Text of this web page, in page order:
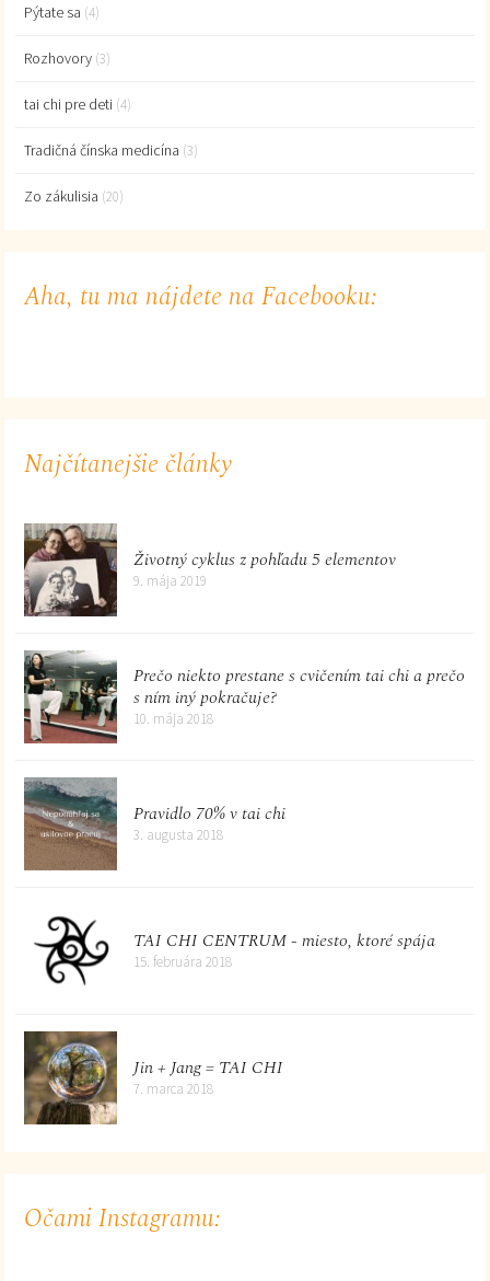
Pýtate sa (4)
Rozhovory (3)
tai chi pre deti (4)
Tradičná čínska medicína (3)
Zo zákulisia (20)
Aha, tu ma nájdete na Facebooku:
Najčítanejšie články
Životný cyklus z pohľadu 5 elementov
9. mája 2019
Prečo niekto prestane s cvičením tai chi a prečo
s ním iný pokračuje?
10. mája 2018
Pravidlo 70% v tai chi
3. augusta 2018
TAI CHI CENTRUM - miesto, ktoré spája
15. februára 2018
Jin + Jang = TAI CHI
7. marca 2018
Očami Instagramu: